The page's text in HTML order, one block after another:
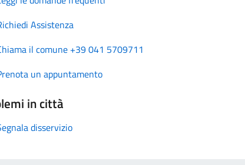
Assistenza
il comune +39 041 5709711
un appuntamento
in città
disservizio